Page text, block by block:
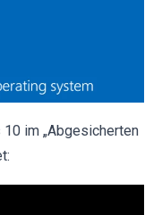
im „Abgesicherten